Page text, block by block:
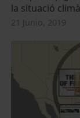
la situació
21 Junio, 2019